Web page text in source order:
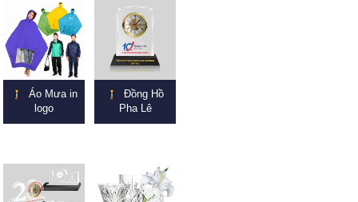
Áo Mưa in
logo
Đồng Hồ
Pha Lê